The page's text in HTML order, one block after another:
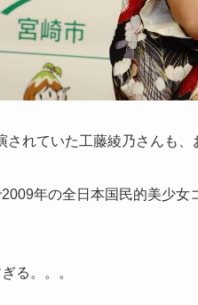
されていた工藤綾乃さんも
年の全日本国民的美少
る。。。